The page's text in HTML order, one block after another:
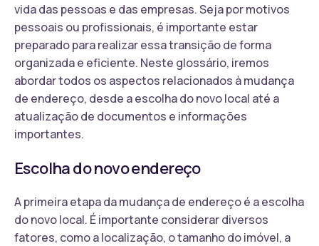
vida das pessoas e das empresas. Seja por motivos
pessoais ou profissionais, é importante estar
preparado para realizar essa transição de forma
organizada e eficiente. Neste glossário, iremos
abordar todos os aspectos relacionados à mudança
de endereço, desde a escolha do novo local até a
atualização de documentos e informações
importantes.
Escolha do novo endereço
A primeira etapa da mudança de endereço é a escolha
do novo local. É importante considerar diversos
fatores, como a localização, o tamanho do imóvel, a